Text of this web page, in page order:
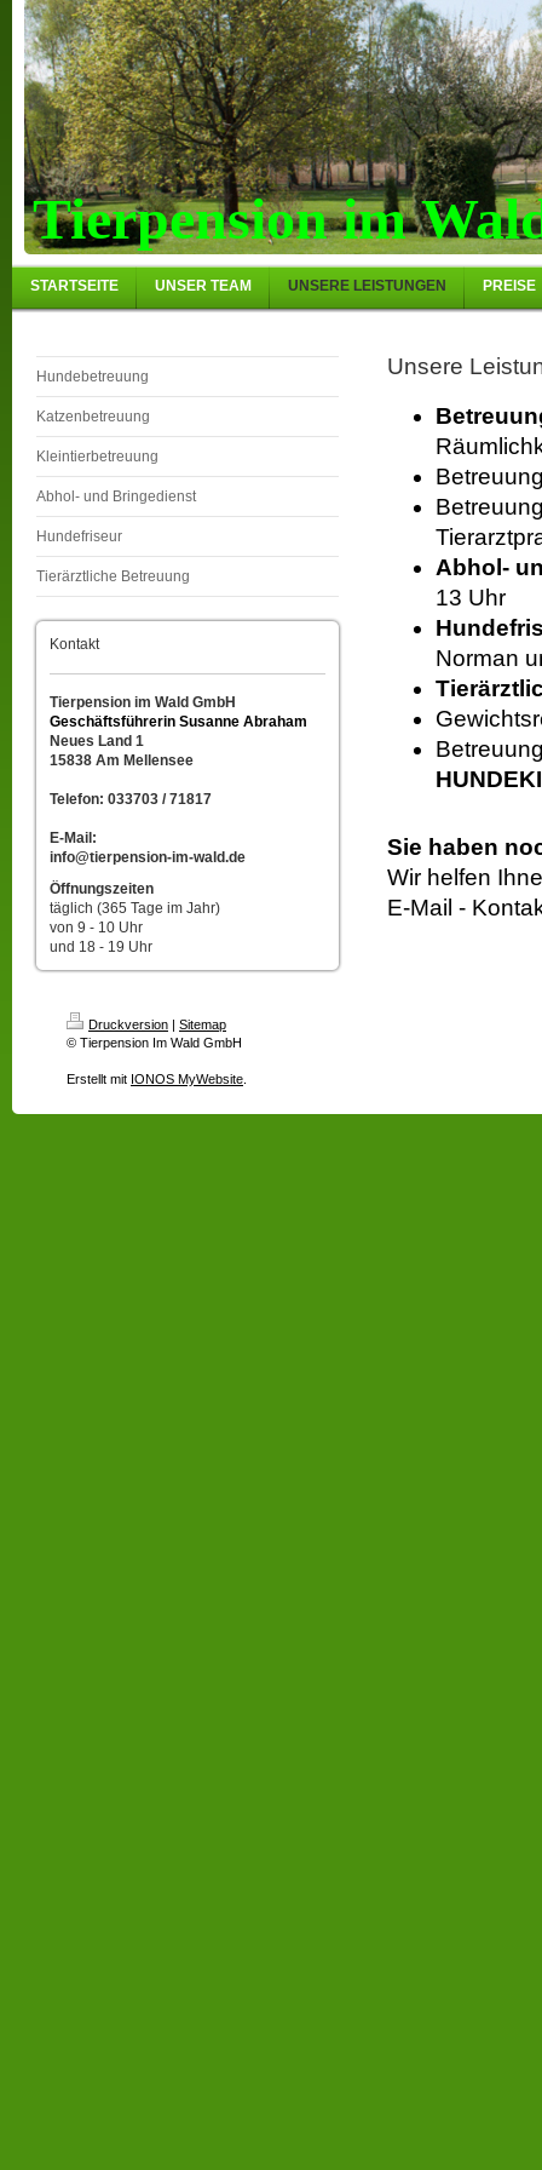
Tierpension im
STARTSEITE UNSER TEAM UNSERE LEISTUNGEN PREISE
Hundebetreuung
Katzenbetreuung
Kleintierbetreuung
Abhol- und Bringedienst
Hundefriseur
Tierärztliche Betreuung
Kontakt
Tierpension im Wald GmbH
Geschäftsführerin Susanne Abraham
Neues Land 1
15838 Am Mellensee
Telefon: 033703 / 71817
E-Mail:
info@tierpension-im-wald.de
Öffnungszeiten
täglich (365 Tage im Jahr)
von 9 - 10 Uhr
und 18 - 19 Uhr
Unsere
Abhol-
13 Uhr
Norman
Sie haben
Wir helfen
E-Mail -
Druckversion | Sitemap
© Tierpension Im Wald GmbH
Erstellt mit IONOS MyWebsite